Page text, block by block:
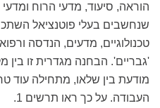
הוראה, סיעוד, מדעי הרוח
שנחשבים בעלי פוטנציאל
טכנולוגיים, מדעים, הנדסה
'גבריים'. הבחנה מגדרית זו בין
מודעת בין שלאו, מתחילה עוד
העבודה. על כך ראו תרשים 1.